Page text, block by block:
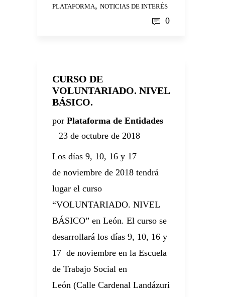
PLATAFORMA, NOTICIAS DE INTERÉS
0
CURSO DE
VOLUNTARIADO. NIVEL
BÁSICO.
por Plataforma de Entidades
23 de octubre de 2018
Los días 9, 10, 16 y 17
de noviembre de 2018 tendrá
lugar el curso
“VOLUNTARIADO. NIVEL
BÁSICO” en León. El curso se
desarrollará los días 9, 10, 16 y
17 de noviembre en la Escuela
de Trabajo Social en
León (Calle Cardenal Landázuri